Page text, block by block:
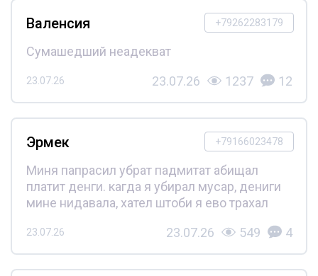
+79262283179
Валенсия
Сумашедший неадекват
23.07.26 23.07.26 1237 12
+79166023478
Эрмек
Миня папрасил убрат падмитат абищал
платит денги. кагда я убирал мусар, дениги
мине нидавала, хател штоби я ево трахал
23.07.26 23.07.26 549 4